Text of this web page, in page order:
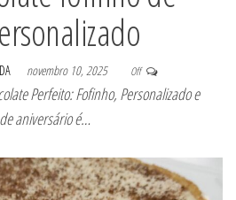
novembro 10, 2025 Off
Perfeito: Fofinho, Personalizado e
aniversário é…